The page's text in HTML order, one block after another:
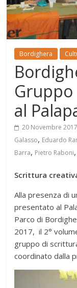
Bordighera
al
20 Novembre 2017
Galasso, Eduardo
Barra, Pietro Raboni,
Scrittura
Alla presenza di
presentato al
Parco di
2017, il 2°
gruppo di
coordinato dalla